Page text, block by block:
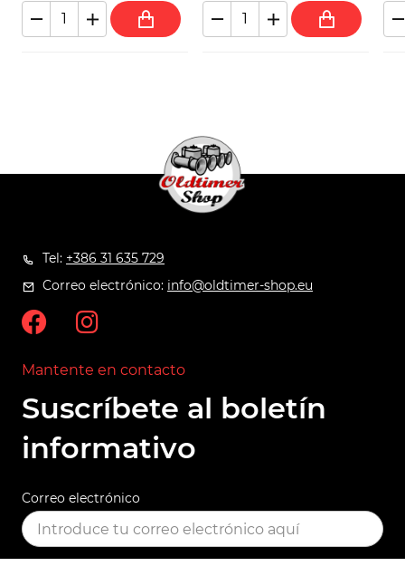
Tel: +386 31 635 729
Correo electrónico: info@oldtimer-shop.eu
Mantente en contacto
Suscríbete al boletín
informativo
Correo electrónico